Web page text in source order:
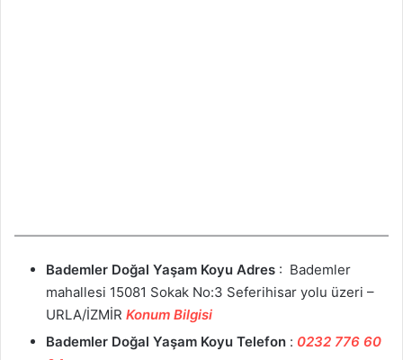
Bademler Doğal Yaşam Koyu Adres : Bademler
mahallesi 15081 Sokak No:3 Seferihisar yolu üzeri –
URLA/İZMİR Konum Bilgisi
Bademler Doğal Yaşam Koyu Telefon : 0232 776 60